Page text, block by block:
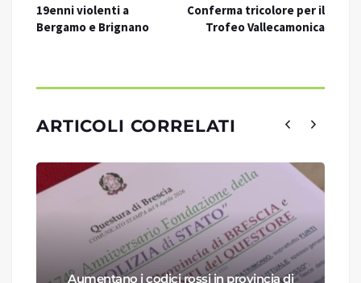
19enni violenti a
Bergamo e Brignano
Conferma tricolore per il
Trofeo Vallecamonica
ARTICOLI CORRELATI
Aumentano i codici rossi in provincia di